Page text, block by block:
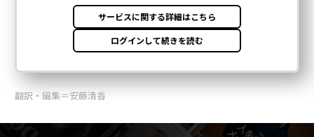
翻訳・編集＝安藤清香